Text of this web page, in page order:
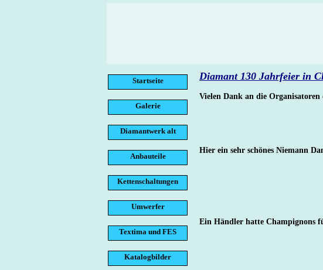
Startseite
Galerie
Diamantwerk alt
Anbauteile
Kettenschaltungen
Umwerfer
Textima und FES
Katalogbilder
Diamant 130 Jahrfeier in
Vielen Dank an die
Hier ein sehr schönes Niemann
Ein Händler hatte Champignons